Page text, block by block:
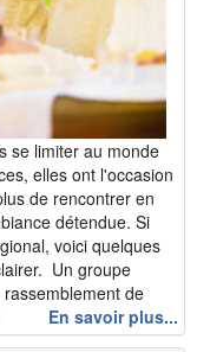
se limiter au monde
elles ont l'occasion
de rencontrer en
détendue. Si
voici quelques
Un groupe
de
qui ...En savoir plus...